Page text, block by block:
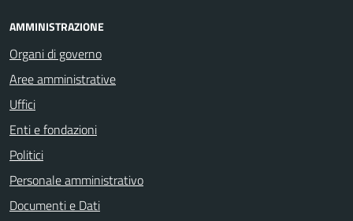
AMMINISTRAZIONE
Organi di governo
Aree amministrative
Uffici
Enti e fondazioni
Politici
Personale amministrativo
Documenti e Dati